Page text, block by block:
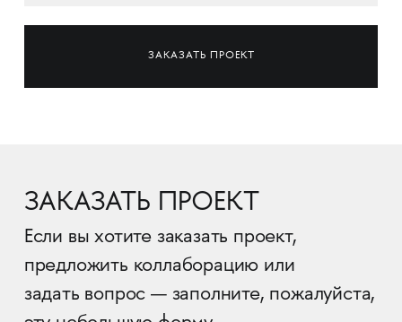
ЗАКАЗАТЬ ПРОЕКТ
ЗАКАЗАТЬ ПРОЕКТ
Если вы хотите заказать проект,
предложить коллаборацию или
задать вопрос — заполните, пожалуйста,